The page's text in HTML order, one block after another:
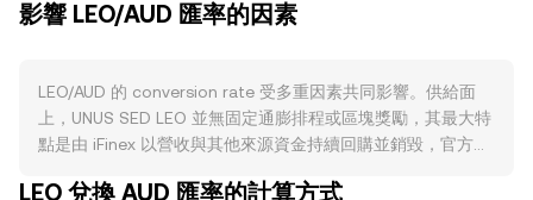
影響 LEO/AUD 匯率的因素
LEO/AUD 的 conversion rate 受多重因素共同影響。供給面
上，UNUS SED LEO 並無固定通膨排程或區塊獎勵，其最大特
點是由 iFinex 以營收與其他來源資金持續回購並銷毀，官方會
LEO 兌換 AUD 匯率的計算方式